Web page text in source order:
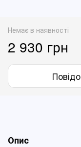
Немає в наявності
2 930 грн
Опис